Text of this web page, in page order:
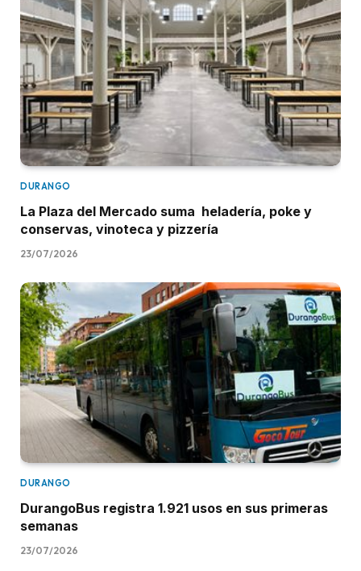
DURANGO
La Plaza del Mercado suma heladería, poke y
conservas, vinoteca y pizzería
23/07/2026
DURANGO
DurangoBus registra 1.921 usos en sus primeras
semanas
23/07/2026